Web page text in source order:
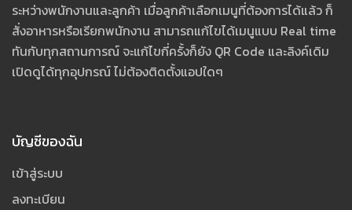
ระหว่างพนักงานและลูกค้า เมื่อลูกค้าเลือกเมนูที่ต้องการได้แล้ว ก็
สั่งอาหารหรือเรียกพนักงาน สามารถแก้ไขได้เมนูแบบ Real time
ทันกับทุกสถานการณ์ จะแก้ไขกี่ครั้งก็ยัง QR Code และลิงค์เดิม
เปิดดูได้ทุกอุปกรณ์ ไม่ต้องติดตั้งแอปใดๆ
บัญชีของฉัน
เข้าสู่ระบบ
ลงทะเบียน